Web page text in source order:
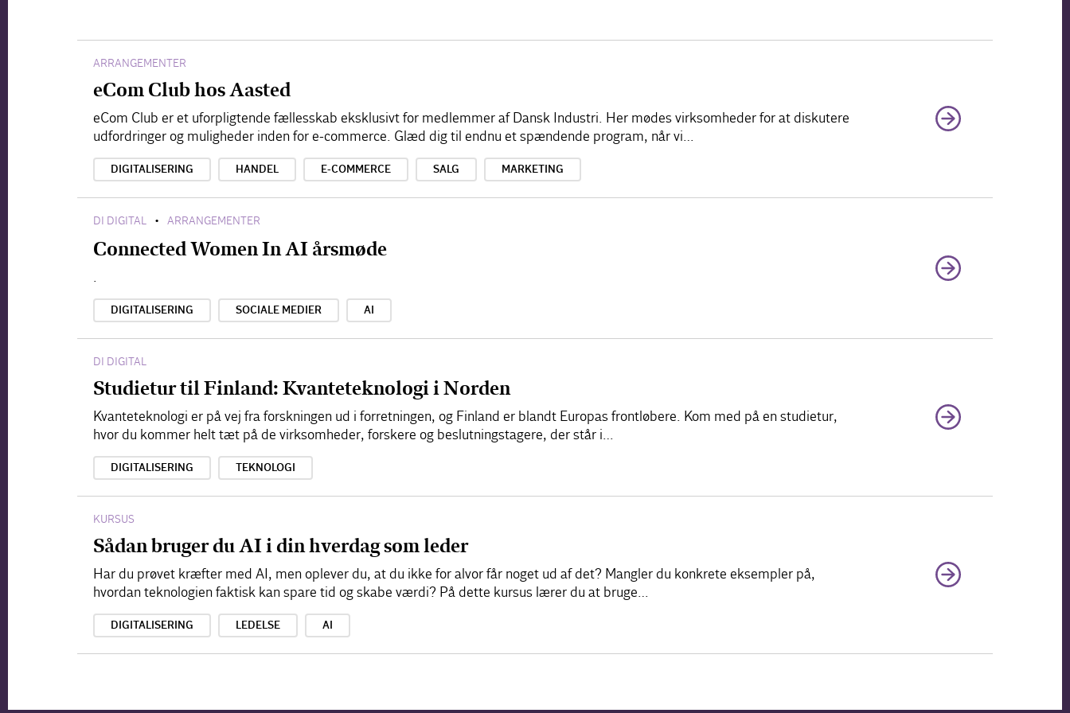
ARRANGEMENTER
eCom Club hos Aasted
eCom Club er et uforpligtende fællesskab eksklusivt for medlemmer af Dansk Industri. Her mødes virksomheder for at diskutere
udfordringer og muligheder inden for e-commerce. Glæd dig til endnu et spændende program, når vi…
DIGITALISERING HANDEL E-COMMERCE SALG MARKETING
DI DIGITAL • ARRANGEMENTER
Connected Women In AI årsmøde
.
DIGITALISERING SOCIALE MEDIER AI
DI DIGITAL
Studietur til Finland: Kvanteteknologi i Norden
Kvanteteknologi er på vej fra forskningen ud i forretningen, og Finland er blandt Europas frontløbere. Kom med på en studietur,
hvor du kommer helt tæt på de virksomheder, forskere og beslutningstagere, der står i…
DIGITALISERING TEKNOLOGI
KURSUS
Sådan bruger du AI i din hverdag som leder
Har du prøvet kræfter med AI, men oplever du, at du ikke for alvor får noget ud af det? Mangler du konkrete eksempler på,
hvordan teknologien faktisk kan spare tid og skabe værdi? På dette kursus lærer du at bruge…
DIGITALISERING LEDELSE AI